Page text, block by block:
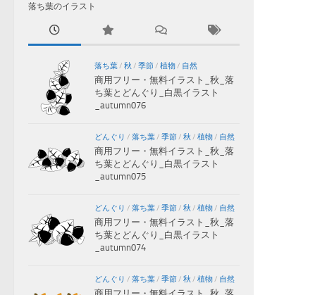
落ち葉のイラスト
落ち葉/ 秋 / 季節/ 植物/ 自然
商用フリー・無料イラスト_秋_落
ち葉とどんぐり_白黒イラスト
_autumn076
どんぐり / 落ち葉/ 季節/ 秋 / 植物/ 自然
商用フリー・無料イラスト_秋_落
ち葉とどんぐり_白黒イラスト
_autumn075
どんぐり / 落ち葉/ 季節/ 秋 / 植物/ 自然
商用フリー・無料イラスト_秋_落
ち葉とどんぐり_白黒イラスト
_autumn074
どんぐり / 落ち葉/ 季節/ 秋 / 植物/ 自然